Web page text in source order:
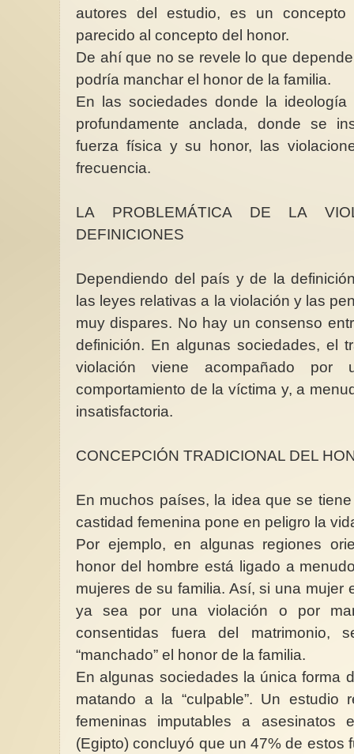
autores del estudio, es un
parecido al concepto del honor.
De ahí que no se revele lo que
podría manchar el honor de la familia.
En las sociedades donde la
profundamente anclada, donde se
fuerza física y su honor, las
frecuencia.
LA PROBLEMÁTICA DE LA
DEFINICIONES
Dependiendo del país y de la
las leyes relativas a la violación y las
muy dispares. No hay un consenso
definición. En algunas sociedades, el
violación viene acompañado por
comportamiento de la víctima y, a
insatisfactoria.
CONCEPCIÓN TRADICIONAL DEL
En muchos países, la idea que se
castidad femenina pone en peligro la
Por ejemplo, en algunas regiones
honor del hombre está ligado a
mujeres de su familia. Así, si una mujer
ya sea por una violación o por
consentidas fuera del matrimonio,
“manchado” el honor de la familia.
En algunas sociedades la única forma
matando a la “culpable”. Un estudio
femeninas imputables a asesinatos
(Egipto) concluyó que un 47% de estos